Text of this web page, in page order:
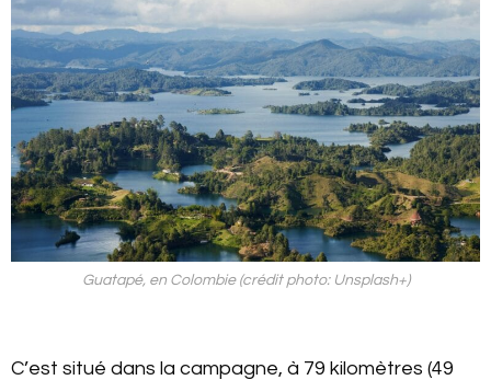
Guatapé, en Colombie (crédit photo: Unsplash+)
C’est situé dans la campagne, à 79 kilomètres (49